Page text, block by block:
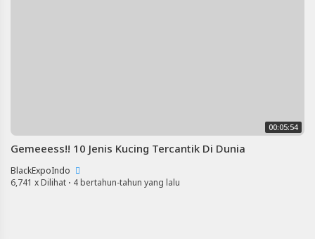
00:05:54
Gemeeess!! 10 Jenis Kucing Tercantik Di Dunia
BlackExpoIndo
6,741 x Dilihat · 4 bertahun-tahun yang lalu